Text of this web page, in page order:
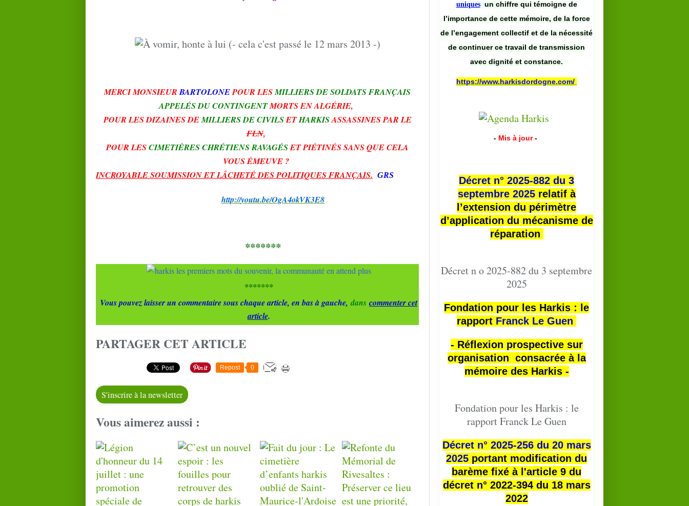
MERCI MONSIEURBARTOLONEPOUR LESMILLIERS DE SOLDATS FRANÇAIS
APPELÉS DU CONTINGENTMORTS EN ALGÉRIE,
POUR LES DIZAINES DEMILLIERS DE CIVILSETHARKISASSASSINES PAR LE
FLN,
POUR LESCIMETIÈRES CHRÉTIENS RAVAGÉSET PIÉTINÉS SANS QUE CELA
VOUS ÉMEUVE ?
INCROYABLE SOUMISSION ET LÂCHETÉ DES POLITIQUES FRANÇAIS. GRS
http://youtu.be/OgA4okVK3E8
*******
*******
Vous pouvez laisser un commentaire sous chaque article, en bas à gauche, dans commenter cet
article.
PARTAGER CET ARTICLE
Repost 0
S'inscrire à la newsletter
Vous aimerez aussi :
uniques un chiffre qui témoigne de
l’importance de cette mémoire, de la force
de l’engagement collectif et de la nécessité
de continuer ce travail de transmission
avec dignité et constance.
https://www.harkisdordogne.com/
- Mis à jour -
Décret n° 2025-882 du 3
septembre 2025relatif à
l’extension du périmètre
d’application du mécanisme de
réparation
Décret n o 2025-882 du 3 septembre
2025
Fondation pour les Harkis : le
rapport Franck Le Guen
- Réflexion prospective sur
organisation consacrée à la
mémoire des Harkis -
Fondation pour les Harkis : le
rapport Franck Le Guen
Décret n° 2025-256 du 20 mars
2025 portant modification du
barème fixé à l'article 9 du
décret n° 2022-394 du 18 mars
2022